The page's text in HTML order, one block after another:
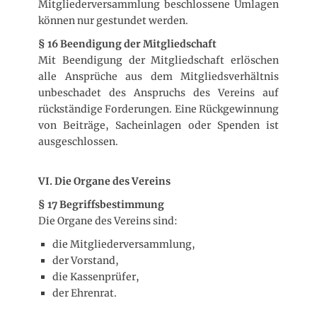
Mitgliederversammlung beschlossene Umlagen
können nur gestundet werden.
§ 16 Beendigung der Mitgliedschaft
Mit Beendigung der Mitgliedschaft erlöschen
alle Ansprüche aus dem Mitgliedsverhältnis
unbeschadet des Anspruchs des Vereins auf
rückständige Forderungen. Eine Rückgewinnung
von Beiträge, Sacheinlagen oder Spenden ist
ausgeschlossen.
VI. Die Organe des Vereins
§ 17 Begriffsbestimmung
Die Organe des Vereins sind:
die Mitgliederversammlung,
der Vorstand,
die Kassenprüfer,
der Ehrenrat.